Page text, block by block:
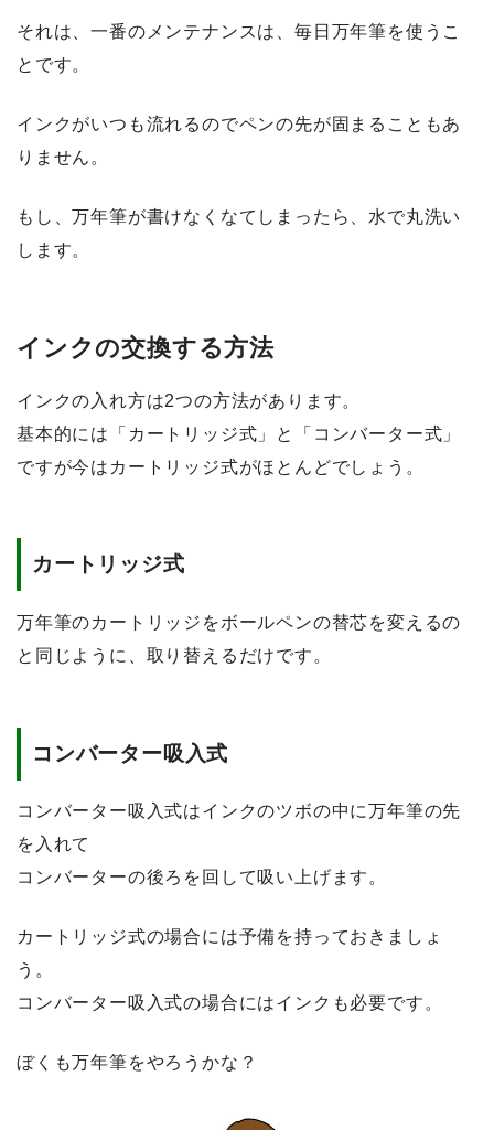
それは、一番のメンテナンスは、毎日万年筆を使うこ
と です。
インクがいつも流れるのでペンの先が固まることもあ
りません。
もし、万年筆が書けなくなてしまったら、水で丸洗い
します。
インクの交換する方法
インクの入れ方は2つの方法があります。
基本的には「カートリッジ式」と「コンバーター式」
ですが今はカートリッジ式がほとんどでしょう。
カートリッジ式
万年筆のカートリッジをボールペンの替芯を変えるの
と同じように、取り替えるだけです。
コンバーター吸入式
コンバーター吸入式はインクのツボの中に万年筆の先
を入れて
コンバーターの後ろを回して吸い上げます。
カートリッジ式の場合には予備を持っておきましょ
う。
コンバーター吸入式の場合にはインクも必要です。
ぼくも万年筆をやろうかな？